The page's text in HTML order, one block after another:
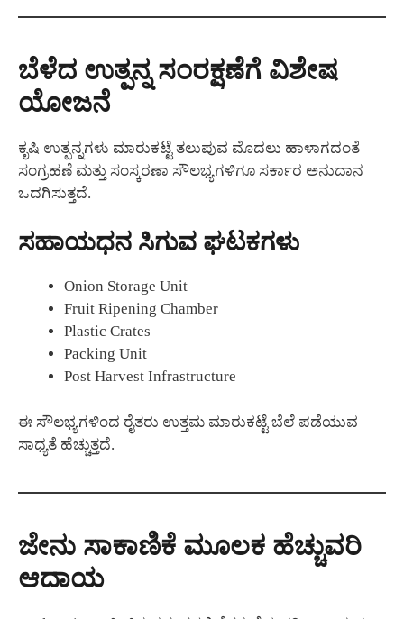
ಬೆಳೆದ ಉತ್ಪನ್ನ ಸಂರಕ್ಷಣೆಗೆ ವಿಶೇಷ
ಯೋಜನೆ
ಕೃಷಿ ಉತ್ಪನ್ನಗಳು ಮಾರುಕಟ್ಟೆ ತಲುಪುವ ಮೊದಲು ಹಾಳಾಗದಂತೆ
ಸಂಗ್ರಹಣೆ ಮತ್ತು ಸಂಸ್ಕರಣಾ ಸೌಲಭ್ಯಗಳಿಗೂ ಸರ್ಕಾರ ಅನುದಾನ
ಒದಗಿಸುತ್ತದೆ.
ಸಹಾಯಧನ ಸಿಗುವ ಘಟಕಗಳು
Onion Storage Unit
Fruit Ripening Chamber
Plastic Crates
Packing Unit
Post Harvest Infrastructure
ಈ ಸೌಲಭ್ಯಗಳಿಂದ ರೈತರು ಉತ್ತಮ ಮಾರುಕಟ್ಟೆ ಬೆಲೆ ಪಡೆಯುವ
ಸಾಧ್ಯತೆ ಹೆಚ್ಚುತ್ತದೆ.
ಜೇನು ಸಾಕಾಣಿಕೆ ಮೂಲಕ ಹೆಚ್ಚುವರಿ
ಆದಾಯ